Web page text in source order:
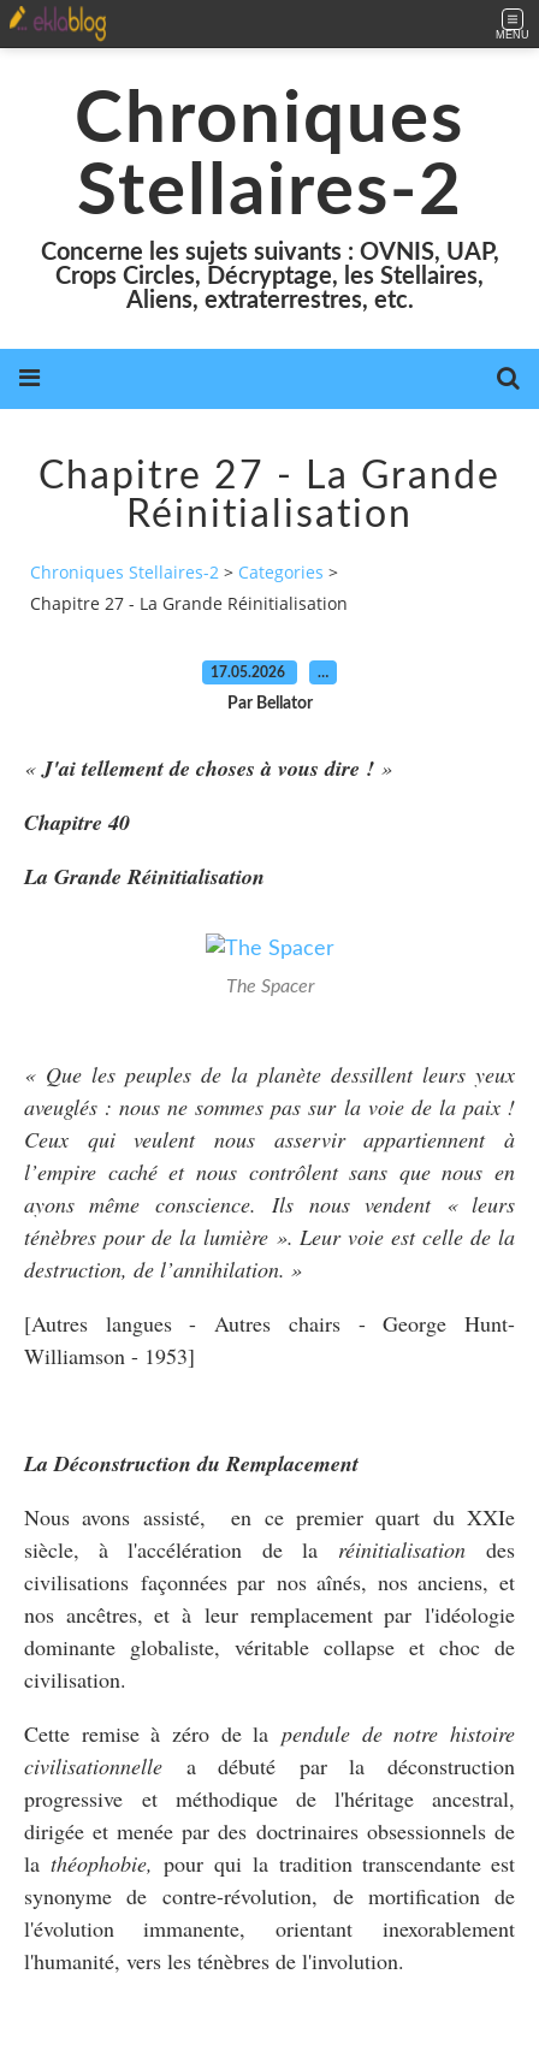
MENU
Chroniques
Stellaires-2
Concerne les sujets suivants : OVNIS, UAP,
Crops Circles, Décryptage, les Stellaires,
Aliens, extraterrestres, etc.
Chapitre 27 - La Grande
Réinitialisation
Chroniques Stellaires-2 > Categories >
Chapitre 27 - La Grande Réinitialisation
17.05.2026 …
Par Bellator
« J'ai tellement de choses à vous dire ! »
Chapitre 40
La Grande Réinitialisation
The Spacer
« Que les peuples de la planète dessillent leurs yeux
aveuglés : nous ne sommes pas sur la voie de la paix !
Ceux qui veulent nous asservir appartiennent à
l’empire caché et nous contrôlent sans que nous en
ayons même conscience. Ils nous vendent « leurs
ténèbres pour de la lumière ». Leur voie est celle de la
destruction, de l’annihilation. »
[Autres langues - Autres chairs - George Hunt-
Williamson - 1953]
La Déconstruction du Remplacement
Nous avons assisté, en ce premier quart du XXIe
siècle, à l'accélération de la réinitialisationdes
civilisations façonnées par nos aînés, nos anciens, et
nos ancêtres, et à leur remplacement par l'idéologie
dominante globaliste, véritable collapse et choc de
civilisation.
Cette remise à zéro de la pendule de notre histoire
civilisationnelle a débuté par la déconstruction
progressive et méthodique de l'héritage ancestral,
dirigée et menée par des doctrinaires obsessionnels de
la théophobie, pour qui la tradition transcendante est
synonyme de contre-révolution, de mortification de
l'évolution immanente, orientant inexorablement
l'humanité, vers les ténèbres de l'involution.